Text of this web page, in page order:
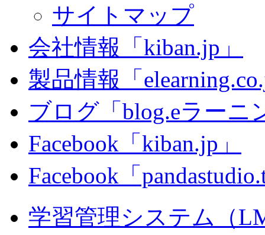
サイトマップ
会社情報「kiban.jp」
製品情報「
ブログ「blog.eラーニ
Facebook「kiban.jp」
Facebook「
学習管理システム（